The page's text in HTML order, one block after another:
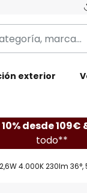
exterior
10% desde 109€
todo**
4.000K 230lm 36°,